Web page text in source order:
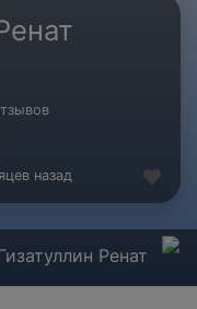
назад
Ренат